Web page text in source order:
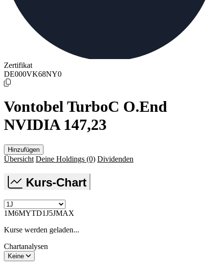
Zertifikat
DE000VK68NY0
Vontobel TurboC O.End
NVIDIA 147,23
Hinzufügen
Übersicht Deine Holdings (0) Dividenden
Kurs-Chart
1M6MYTD1J5JMAX
Kurse werden geladen...
Chartanalysen
Keine